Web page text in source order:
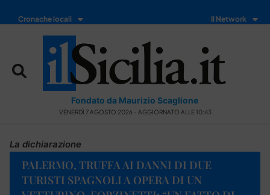
Cronache locali Il Network
Fondato da Maurizio Scaglione
VENERDÌ 7 AGOSTO 2026 - AGGIORNATO ALLE 10:43
La dichiarazione
PALERMO, TRUFFA AI DANNI DI DUE
TURISTI SPAGNOLI A OPERA DI UN